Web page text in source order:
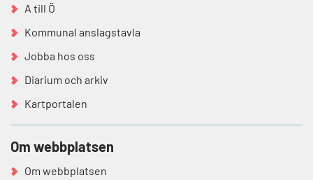
A till Ö
Kommunal anslagstavla
Jobba hos oss
Diarium och arkiv
Kartportalen
Om webbplatsen
Om webbplatsen